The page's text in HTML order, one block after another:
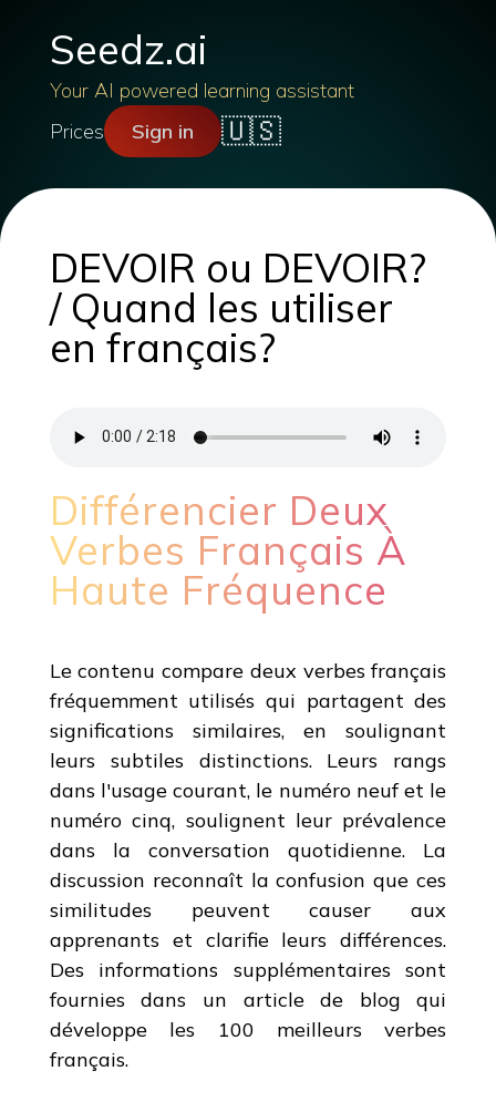
Seedz.ai
Your AI powered learning assistant
Prices
Sign in 🇺🇸
DEVOIR ou DEVOIR?
/ Quand les utiliser
en français?
Différencier Deux
Verbes Français À
Haute Fréquence
Le contenu compare deux verbes français
fréquemment utilisés qui partagent des
significations similaires, en soulignant
leurs subtiles distinctions. Leurs rangs
dans l'usage courant, le numéro neuf et le
numéro cinq, soulignent leur prévalence
dans la conversation quotidienne. La
discussion reconnaît la confusion que ces
similitudes peuvent causer aux
apprenants et clarifie leurs différences.
Des informations supplémentaires sont
fournies dans un article de blog qui
développe les 100 meilleurs verbes
français.